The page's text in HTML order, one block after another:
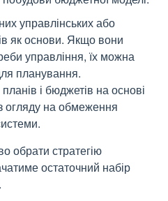
управлінських або
як основи. Якщо вони
управління, їх можна
планування.
і бюджетів на основі
огляду на обмеження
обрати стратегію
остаточний набір